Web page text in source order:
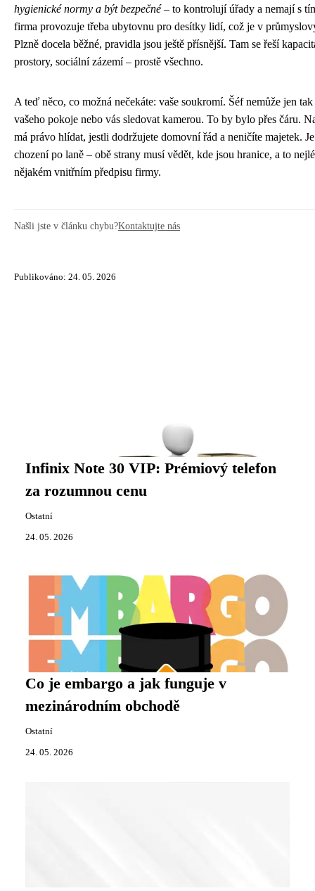
hygienické normy a být bezpečné – to kontrolují úřady a nemají s
firma provozuje třeba ubytovnu pro desítky lidí, což je v
Plzně docela běžné, pravidla jsou ještě přísnější. Tam se řeší
prostory, sociální zázemí – prostě všechno.
A teď něco, co možná nečekáte: vaše soukromí. Šéf nemůže jen
vašeho pokoje nebo vás sledovat kamerou. To by bylo přes čáru.
má právo hlídat, jestli dodržujete domovní řád a neničíte majetek.
chození po laně – obě strany musí vědět, kde jsou hranice, a to
nějakém vnitřním předpisu firmy.
Našli jste v článku chybu?Kontaktujte nás
Publikováno: 24. 05. 2026
Infinix Note 30 VIP: Prémiový telefon
za rozumnou cenu
Ostatní
24. 05. 2026
Co je embargo a jak funguje v
mezinárodním obchodě
Ostatní
24. 05. 2026